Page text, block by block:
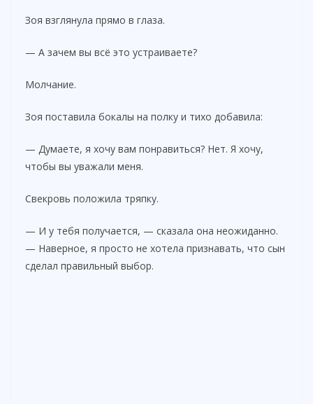
Зоя взглянула прямо в глаза.
— А зачем вы всё это устраиваете?
Молчание.
Зоя поставила бокалы на полку и тихо добавила:
— Думаете, я хочу вам понравиться? Нет. Я хочу,
чтобы вы уважали меня.
Свекровь положила тряпку.
— И у тебя получается, — сказала она неожиданно.
— Наверное, я просто не хотела признавать, что сын
сделал правильный выбор.